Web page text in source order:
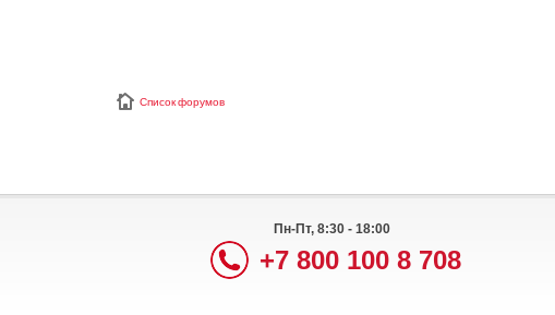
Список форумов
Пн-Пт, 8:30 - 18:00
+7 800 100 8 708